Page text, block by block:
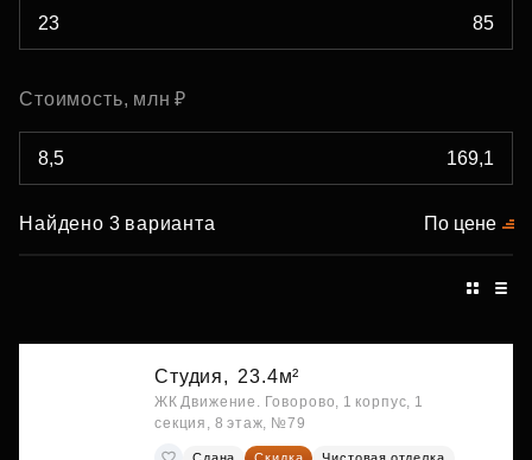
Стоимость, млн ₽
Найдено 3 варианта По цене
Студия, 23.4м²
ЖК Движение. Говорово, 1 корпус, 1
секция, 8 этаж, №79
Сдана Скидка
Чистовая отделка